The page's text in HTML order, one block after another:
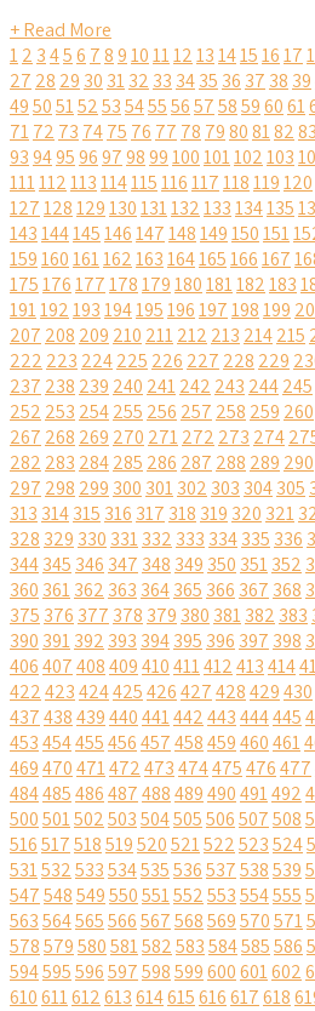
+ Read More
12 3456 7891011121314151617
27 28 29 30 3132 33 3435 36 37 38 39
49505152535455565758596061
7172 73 7475 76 77 78 7980818283
93949596979899100101102103
111112113114115116117118119120
127128129130131132133134135
143144145146147148149150151
159160161162163164165166167
175176177178179180181182183
191192193194195196197198199
207 208 209 210 211212 213 214215
222 223 224225 226 227 228 229
237 238 239 240 241242 243 244245
252 253 254255 256 257 258 259 260
267 268 269 270 271272 273 274
282 283 284285 286 287 288 289 290
297 298 299 300 301302 303 304305
313 314315 316 317 318 319 320 321
328 329 330 331332 333 334335 336
344345 346 347 348 349 350 351352
360 361362 363 364365 366 367 368
375 376 377 378 379 380 381382 383
390 391392 393 394395 396 397 398
406407408409410411412413414
422423424425426427428429430
437438439440441442443444445
453454455456457458459460461
469470471472473474475476477
484485486487488489490491492
500501502503504505506507508
516517518519520521522523524
531532533534535536537538539
547548549550551552553554555
563564565566567568569570571
578579580581582583584585586
594595596597598599600601602
610611612613614615616617618